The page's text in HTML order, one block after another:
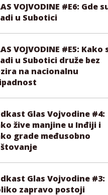
VOJVODINE #E6: Gde
u Subotici
VOJVODINE #E5: Kako
u Subotici druže bez
na nacionalnu
Glas Vojvodine #4:
žive manjine u Inđiji i
grade međusobno
Glas Vojvodine #3:
zapravo postoji